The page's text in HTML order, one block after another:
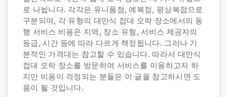
로 나뉩니다. 각각은 유니폼점, 예복점, 평상복점으로
구분되며, 각 유형의 대만식 접대 오락 장소에서의 동
행 서비스 비용은 지역, 장소 유형, 서비스 제공자의
등급, 시간 등에 따라 다르게 책정됩니다. 그러나 기
본적인 가격대는 참고할 수 있습니다. 따라서 대만식
접대 오락 장소를 방문하여 서비스를 이용하고자 하
지만 비용이 걱정되는 분들은 이 글을 참고하시면 도
움이 될 것입니다.